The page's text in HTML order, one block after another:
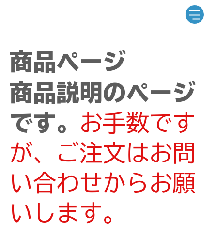
商品ページ
商品説明のページ
です。 お手数です
が、ご注文はお問
い合わせからお願
いします。